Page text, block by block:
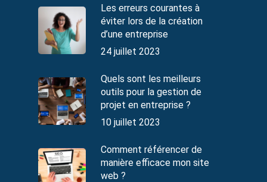
Les erreurs courantes à
éviter lors de la création
d’une entreprise
24 juillet 2023
Quels sont les meilleurs
outils pour la gestion de
projet en entreprise ?
10 juillet 2023
Comment référencer de
manière efficace mon site
web ?